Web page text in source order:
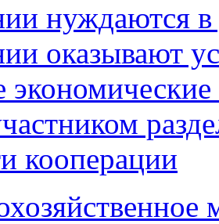
нуждаются в
оказывают
кооперации